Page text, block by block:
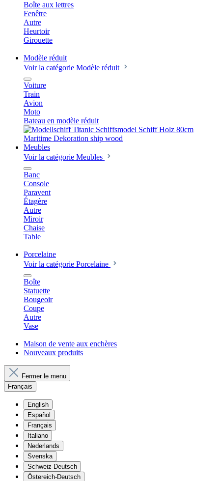
Boîte aux lettres
Fenêtre
Autre
Heurtoir
Girouette
Modèle réduit
Voir la catégorie Modèle réduit
Voiture
Train
Avion
Moto
Bateau en modèle réduit
Meubles
Voir la catégorie Meubles
Banc
Console
Paravent
Étagère
Autre
Miroir
Chaise
Table
Porcelaine
Voir la catégorie Porcelaine
Boîte
Statuette
Bougeoir
Coupe
Autre
Vase
Maison de vente aux enchères
Nouveaux produits
Fermer le menu
Français
English
Español
Français
Italiano
Nederlands
Svenska
Schweiz-Deutsch
Östereich-Deutsch